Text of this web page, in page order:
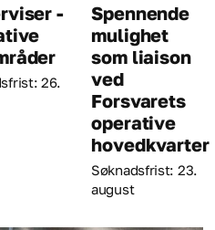
Spennende
mulighet
som liaison
ved
Forsvarets
operative
hovedkvarter
Søknadsfrist: 23.
august